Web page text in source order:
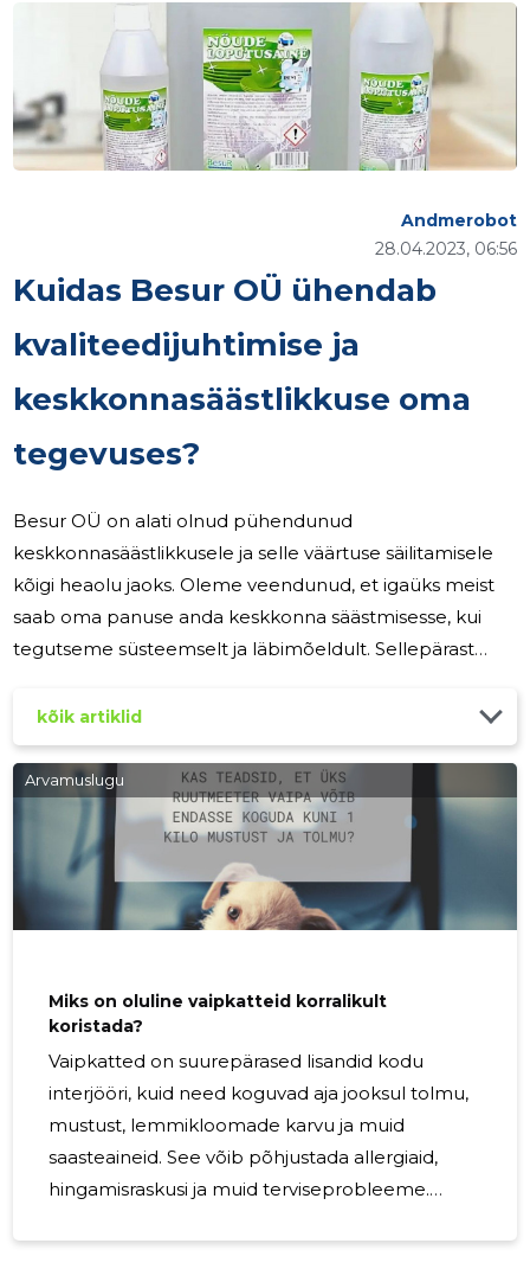
Kuidas Besur OÜ ühendab
kvaliteedijuhtimise ja
keskkonnasäästlikkuse oma
tegevuses?
28.04.2023, 06:56
Andmerobot
Besur OÜ on alati olnud pühendunud
keskkonnasäästlikkusele ja selle väärtuse säilitamisele
kõigi heaolu jaoks. Oleme veendunud, et igaüks meist
saab oma panuse anda keskkonna säästmisesse, kui
tegutseme süsteemselt ja läbimõeldult. Sellepärast
tegutsemist ikka säästlikult ja jätkusuutlikult korraldada.
Meie põhieesmärk on pakkuda oma klientidele
kvaliteetseid tooteid ja teenuseid, mis samas ei
kahjustaks meie keskkonda. Seepärast oleme uhked, et
meile on omistatud ISO 9001 (kvaliteedijuhtimise) ning
ISO14001 (keskkonnajuhtimise) sertifikaadid.
kõik artiklid
Arvamuslugu
Miks on oluline vaipkatteid korralikult
koristada?
Vaipkatted on suurepärased lisandid kodu
interjööri, kuid need koguvad aja jooksul tolmu,
mustust, lemmikloomade karvu ja muid
saasteaineid. See võib põhjustada allergiaid,
hingamisraskusi ja muid terviseprobleeme.